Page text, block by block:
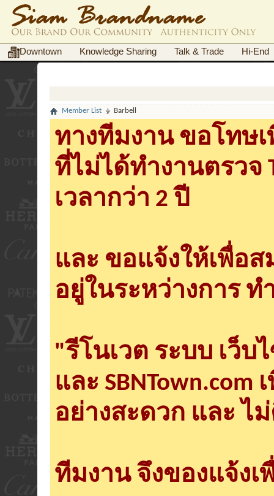
Downtown Knowledge Sharing Talk & Trade Hi-End
Member List Barbell
ทางทีมงาน ขอโทษ
ที่ไม่ได้ทำงานตรวจ
เวลากว่า 2 ปี
และ ขอแจ้งให้เพื่อ
อยู่ในระหว่างการ ท
"รีโนเวต ระบบ เว็บ
และ
อย่างสะดวก และ ไ
ทีมงาน จึงของแจ้ง